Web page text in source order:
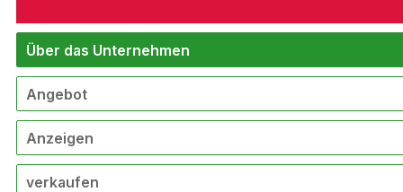
Über das Unternehmen
Angebot
Anzeigen
verkaufen